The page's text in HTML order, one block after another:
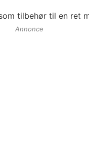
tilbehør til en ret
Annonce